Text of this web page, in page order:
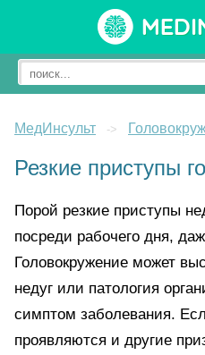
МедИнсульт ->
Резкие приступы
Порой резкие приступы
посреди рабочего дня,
Головокружение может
недуг или патология
симптом заболевания.
проявляются и другие